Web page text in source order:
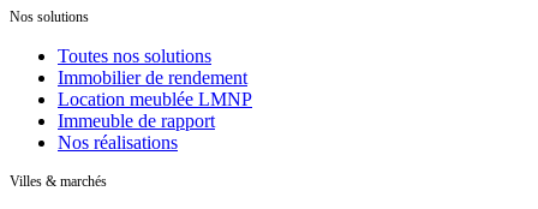
Nos solutions
Toutes nos solutions
Immobilier de rendement
Location meublée LMNP
Immeuble de rapport
Nos réalisations
Villes & marchés